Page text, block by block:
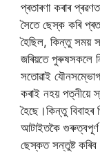
প্ৰতাৰণা কৰাৰ
সৈতে ছেস্ক কৰি
হৈছিল, কিন্তু সময়
জৰিয়তে পুৰুষসকলে
সতোৱাই
কৰাই নহয় পত্নীয়ে
হৈছে।কিন্তু বিবাহৰ
আটাইতকৈ গুৰুত্বপূৰ্ণ
ছেস্কত সন্তুষ্ট কৰিব